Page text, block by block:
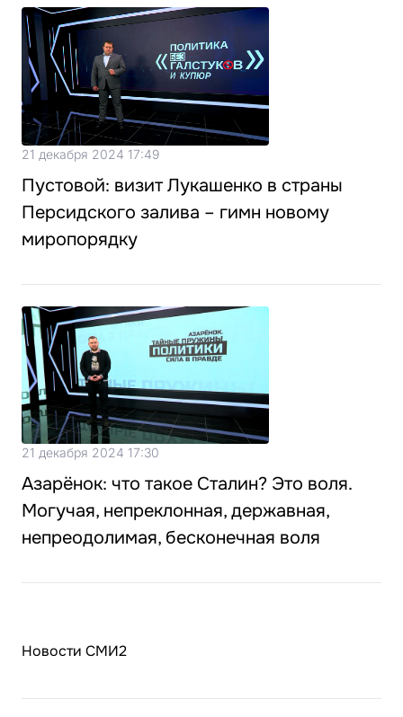
21 декабря 2024 17:49
Пустовой: визит Лукашенко в страны
Персидского залива – гимн новому
миропорядку
21 декабря 2024 17:30
Азарёнок: что такое Сталин? Это воля.
Могучая, непреклонная, державная,
непреодолимая, бесконечная воля
Новости СМИ2